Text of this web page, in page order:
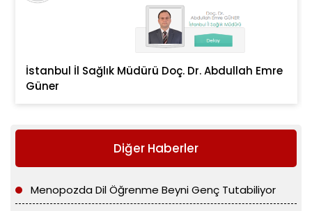
İstanbul İl Sağlık Müdürü Doç. Dr. Abdullah Emre
Güner
Diğer Haberler
Menopozda Dil Öğrenme Beyni Genç Tutabiliyor